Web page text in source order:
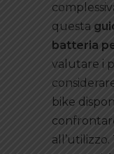
questa
batteria
valutare i
bike